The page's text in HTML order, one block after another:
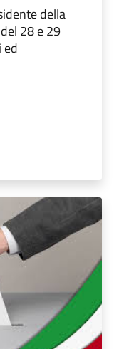
della
28 e 29